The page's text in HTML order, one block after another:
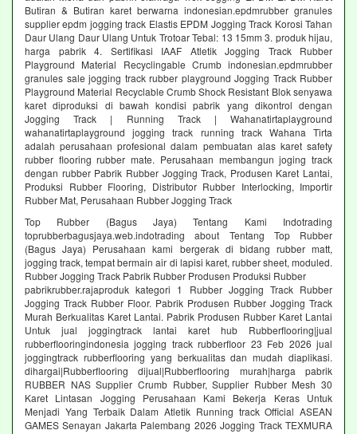
Butiran & Butiran karet berwarna indonesian.epdmrubber granules
supplier epdm jogging track Elastis EPDM Jogging Track Korosi Tahan
Daur Ulang Daur Ulang Untuk Trotoar Tebal: 13 15mm 3. produk hijau,
harga pabrik 4. Sertifikasi IAAF Atletik Jogging Track Rubber
Playground Material Recyclingable Crumb indonesian.epdmrubber
granules sale jogging track rubber playground Jogging Track Rubber
Playground Material Recyclable Crumb Shock Resistant Blok senyawa
karet diproduksi di bawah kondisi pabrik yang dikontrol dengan
Jogging Track | Running Track | Wahanatirtaplayground
wahanatirtaplayground jogging track running track Wahana Tirta
adalah perusahaan profesional dalam pembuatan alas karet safety
rubber flooring rubber mate. Perusahaan membangun joging track
dengan rubber Pabrik Rubber Jogging Track, Produsen Karet Lantai,
Produksi Rubber Flooring, Distributor Rubber Interlocking, Importir
Rubber Mat, Perusahaan Rubber Jogging Track
Top Rubber (Bagus Jaya) Tentang Kami Indotrading
toprubberbagusjaya.web.indotrading about Tentang Top Rubber
(Bagus Jaya) Perusahaan kami bergerak di bidang rubber matt,
jogging track, tempat bermain air di lapisi karet, rubber sheet, moduled.
Rubber Jogging Track Pabrik Rubber Produsen Produksi Rubber
pabrikrubber.rajaproduk kategori 1 Rubber Jogging Track Rubber
Jogging Track Rubber Floor. Pabrik Produsen Rubber Jogging Track
Murah Berkualitas Karet Lantai. Pabrik Produsen Rubber Karet Lantai
Untuk jual joggingtrack lantai karet hub Rubberflooring|jual
rubberflooringindonesia jogging track rubberfloor 23 Feb 2026 jual
joggingtrack rubberflooring yang berkualitas dan mudah diaplikasi.
dihargai|Rubberflooring dijual|Rubberflooring murah|harga pabrik
RUBBER NAS Supplier Crumb Rubber, Supplier Rubber Mesh 30
Karet Lintasan Jogging Perusahaan Kami Bekerja Keras Untuk
Menjadi Yang Terbaik Dalam Atletik Running track Official ASEAN
GAMES Senayan Jakarta Palembang 2026 Jogging Track TEXMURA